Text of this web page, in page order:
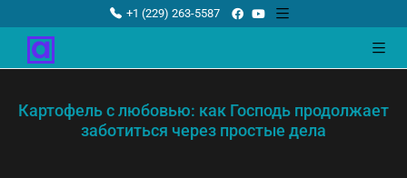
+1 (229) 263-5587
Картофель с любовью: как Господь продолжает
заботиться через простые дела